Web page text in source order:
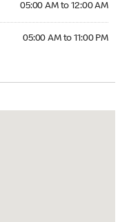
05:00 AM to 12:00 AM
05:00 AM to 11:00 PM